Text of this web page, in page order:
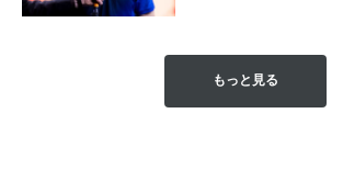
もっと見る